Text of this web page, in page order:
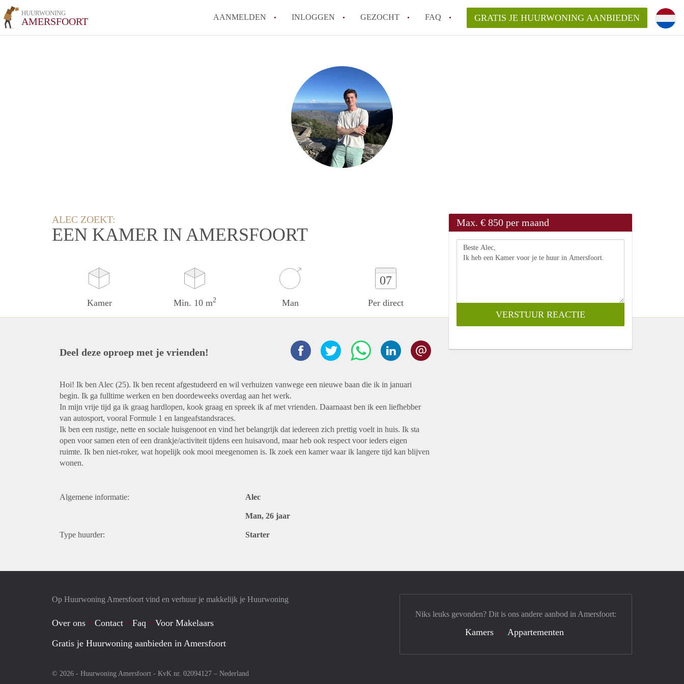
HUURWONING
AMERSFOORT AANMELDEN INLOGGEN GEZOCHT FAQ
How to translate HuurwoningAmersfoort!
Wat is HuurwoningAmersfoort?
Hoeveel kost het om te reageren op een Huurwoning in Amersfoort?
Wat is de privacyverklaring van HuurwoningAmersfoort?
Berekent HuurwoningAmersfoort
makelaarsvergoeding/bemiddelingsvergoeding?
Alle veelgestelde vragen
GRATIS JE HUURWONING AANBIEDEN
ALEC ZOEKT:
EEN KAMER IN AMERSFOORT
Kamer Min. 10 m2 Man
07
Per direct
Max. € 850 per maand
Deel deze oproep met je vrienden!
Hoi! Ik ben Alec (25). Ik ben recent afgestudeerd en wil verhuizen vanwege een nieuwe baan die ik in januari
begin. Ik ga fulltime werken en ben doordeweeks overdag aan het werk.
In mijn vrije tijd ga ik graag hardlopen, kook graag en spreek ik af met vrienden. Daarnaast ben ik een liefhebber
van autosport, vooral Formule 1 en langeafstandsraces.
Ik ben een rustige, nette en sociale huisgenoot en vind het belangrijk dat iedereen zich prettig voelt in huis. Ik sta
open voor samen eten of een drankje/activiteit tijdens een huisavond, maar heb ook respect voor ieders eigen
ruimte. Ik ben niet-roker, wat hopelijk ook mooi meegenomen is. Ik zoek een kamer waar ik langere tijd kan blijven
wonen.
Algemene informatie: Alec
Man, 26 jaar
Type huurder: Starter
Op Huurwoning Amersfoort vind en verhuur je makkelijk je Huurwoning
Over ons Contact Faq
Voor Makelaars
Gratis je Huurwoning aanbieden in Amersfoort
© 2026 - Huurwoning Amersfoort - KvK nr. 02094127 – Nederland
Niks leuks gevonden? Dit is ons andere aanbod in Amersfoort:
Kamers Appartementen